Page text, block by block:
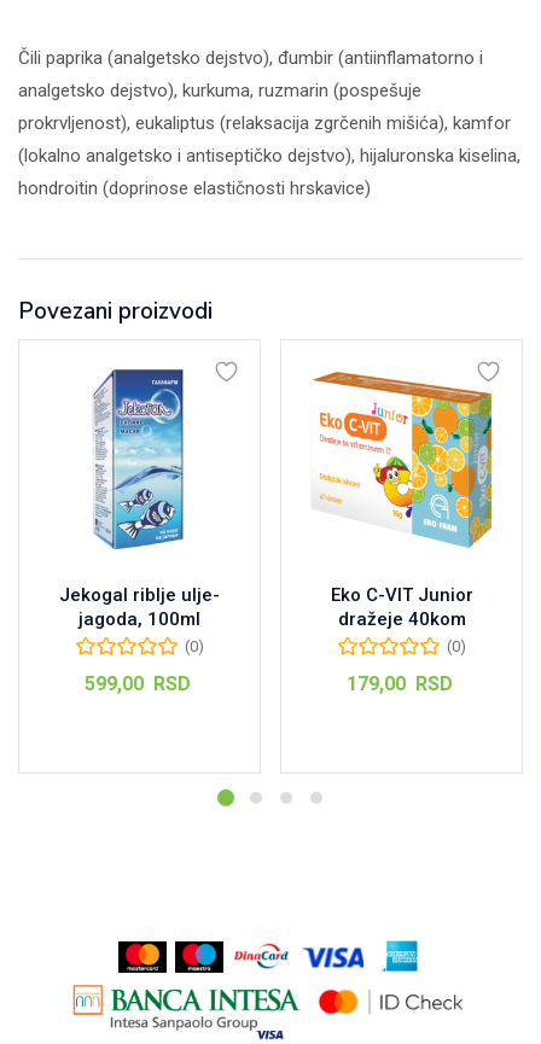
Čili paprika (analgetsko dejstvo), đumbir (antiinflamatorno i
analgetsko dejstvo), kurkuma, ruzmarin (pospešuje
prokrvljenost), eukaliptus (relaksacija zgrčenih mišića), kamfor
(lokalno analgetsko i antiseptičko dejstvo), hijaluronska kiselina,
hondroitin (doprinose elastičnosti hrskavice)
Povezani proizvodi
Jekogal riblje ulje-
jagoda, 100ml
(0)
599,00 RSD
Eko C-VIT Junior
dražeje 40kom
(0)
179,00 RSD